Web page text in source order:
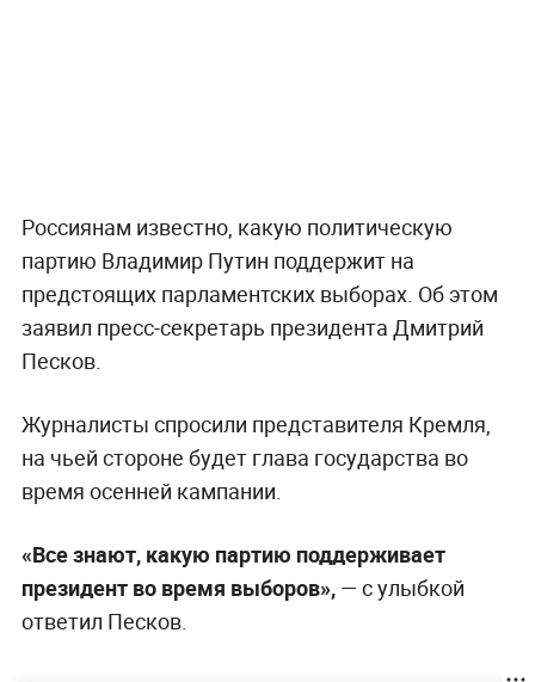
Россиянам известно, какую политическую
партию Владимир Путин поддержит на
предстоящих парламентских выборах. Об этом
заявил пресс-секретарь президента Дмитрий
Песков.
Журналисты спросили представителя Кремля,
на чьей стороне будет глава государства во
время осенней кампании.
«Все знают, какую партию поддерживает
президент во время выборов»,— с улыбкой
ответил Песков.